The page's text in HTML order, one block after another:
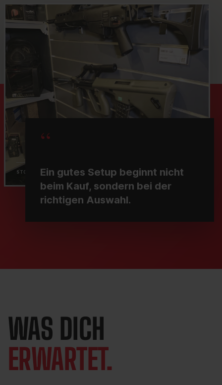
STORE-AUSWAHL 61462
“
Ein gutes Setup beginnt nicht
beim Kauf, sondern bei der
richtigen Auswahl.
WAS DICH
ERWARTET.